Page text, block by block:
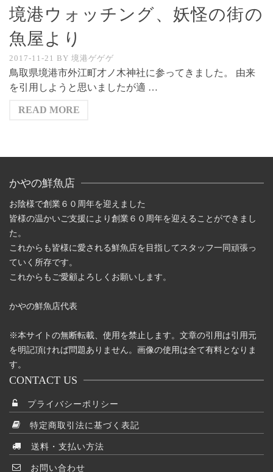
境港ウォッチング、妖怪の街の
魚屋より
2017-11-21 BY 境港ゲゲゲ
鳥取県境港市外江町才ノ木神社に参ってきました。 由来
を引用しようと思いましたが適 …
READ MORE
かやの鮮魚店
お陰様で創業６０周年を迎えました
皆様の温かいご支援により創業６０周年を迎えることができまし
た。
これからも皆様に愛される鮮魚店を目指してスタッフ一同頑張っ
ていく所存です。
これからもご愛顧よろしくお願いします。
かやの鮮魚店代表
※本サイトの無断転載、使用を禁止します。文章の引用は引用元
を明記頂ければ問題ありません。画像の使用は全て有料となりま
す。
CONTACT US
プライバシーポリシー
特定商取引法に基づく表記
送料・支払い方法
お問い合わせ